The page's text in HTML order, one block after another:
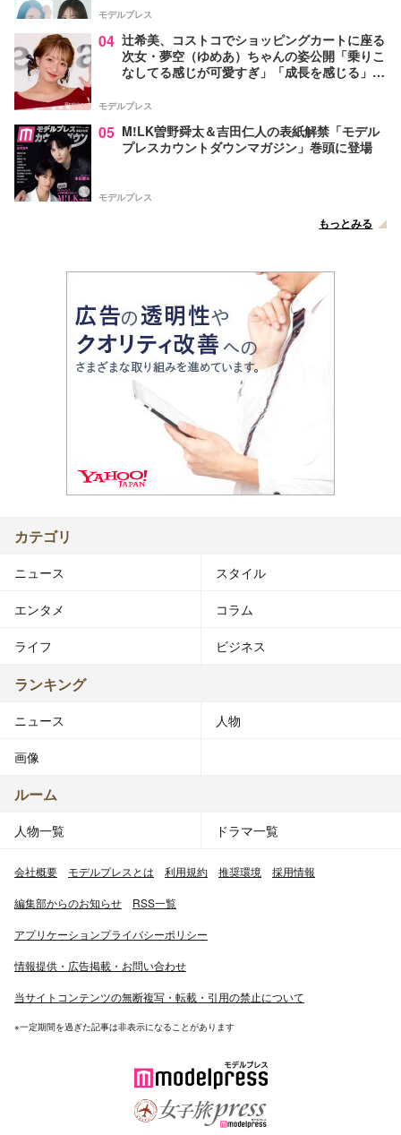
モデルプレス
04 辻希美、コストコでショッピングカートに座る
次女・夢空（ゆめあ）ちゃんの姿公開「乗りこ
なしてる感じが可愛すぎ」「成長を感じる」の
モデルプレス
05 M!LK曽野舜太＆吉田仁人の表紙解禁「モデル
プレスカウントダウンマガジン」巻頭に登場
モデルプレス
もっとみる
カテゴリ
ニュース スタイル
エンタメ コラム
ライフ ビジネス
ランキング
ニュース 人物
画像
ルーム
人物一覧 ドラマ一覧
会社概要 モデルプレスとは 利用規約 推奨環境 採用情報
編集部からのお知らせ RSS一覧
アプリケーションプライバシーポリシー
情報提供・広告掲載・お問い合わせ
当サイトコンテンツの無断複写・転載・引用の禁止について
※一定期間を過ぎた記事は非表示になることがあります